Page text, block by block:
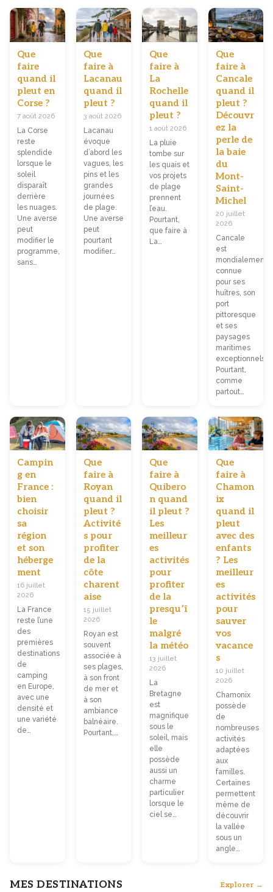
Que
faire
quand il
pleut en
Corse ?
7 août 2026
La Corse
reste
splendide
lorsque le
soleil
disparaît
derrière
les nuages.
Une averse
peut
modifier le
programme,
sans…
Que
faire à
Lacanau
quand il
pleut ?
3 août 2026
Lacanau
évoque
d’abord les
vagues, les
pins et les
grandes
journées
de plage.
Une averse
peut
pourtant
modifier…
Que
faire à
La
Rochelle
quand il
pleut ?
1 août 2026
La pluie
tombe sur
les quais et
vos projets
de plage
prennent
l’eau.
Pourtant,
que faire à
La…
Que
faire à
Cancale
quand il
pleut ?
Découvr
ez la
perle de
la baie
du
Mont-
Saint-
Michel
20 juillet
2026
Cancale
est
mondialement
connue
pour ses
huîtres, son
port
pittoresque
et ses
paysages
maritimes
exceptionnels.
Pourtant,
comme
partout…
Campin
g en
France :
bien
choisir
sa
région
et son
héberge
ment
16 juillet
2026
La France
reste l’une
des
premières
destinations
de
camping
en Europe,
avec une
densité et
une variété
de…
Que
faire à
Royan
quand il
pleut ?
Activité
s pour
profiter
de la
côte
charent
aise
15 juillet
2026
Royan est
souvent
associée à
ses plages,
à son front
de mer et
à son
ambiance
balnéaire.
Pourtant,…
Que
faire à
Quibero
n quand
il pleut ?
Les
meilleur
es
activités
pour
profiter
de la
presqu’î
le
malgré
la météo
13 juillet
2026
La
Bretagne
est
magnifique
sous le
soleil, mais
elle
possède
aussi un
charme
particulier
lorsque le
ciel se…
Que
faire à
Chamon
ix
quand il
pleut
avec des
enfants
? Les
meilleur
es
activités
pour
sauver
vos
vacance
s
10 juillet
2026
Chamonix
possède
de
nombreuses
activités
adaptées
aux
familles.
Certaines
permettent
même de
découvrir
la vallée
sous un
angle…
MES DESTINATIONS Explorer →